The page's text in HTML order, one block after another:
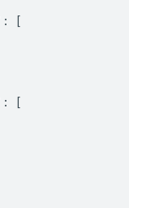
:
[
:
[